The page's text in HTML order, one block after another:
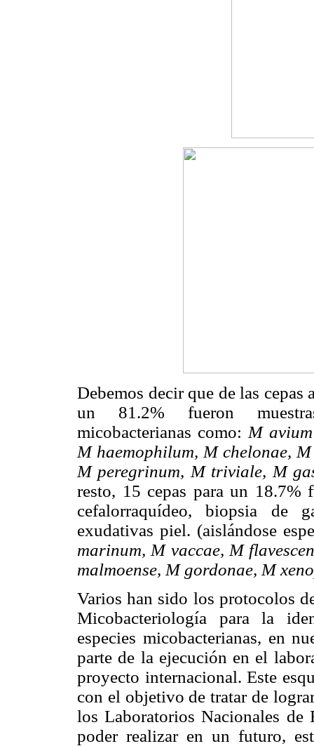
Debemos decir que de las cepas
un 81.2% fueron
micobacterianas como: M
M haemophilum, M chelonae,
M peregrinum, M triviale, M
resto, 15 cepas para un 18.7%
cefalorraquídeo, biopsia de
exudativas piel. (aislándose
marinum, M vaccae, M
malmoense, M gordonae, M
Varios han sido los protocolos
Micobacteriología para la
especies micobacterianas, en
parte de la ejecución en el
proyecto internacional. Este
con el objetivo de tratar de
los Laboratorios Nacionales de
poder realizar en un futuro,